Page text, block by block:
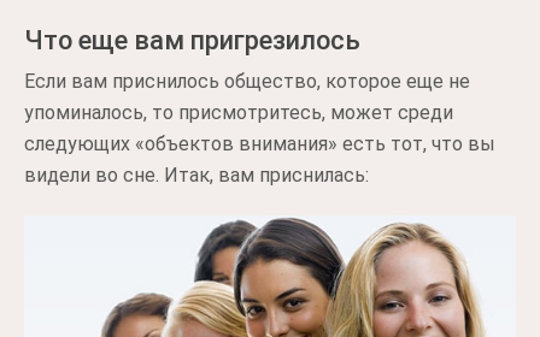
Что еще вам пригрезилось
Если вам приснилось общество, которое еще не
упоминалось, то присмотритесь, может среди
следующих «объектов внимания» есть тот, что вы
видели во сне. Итак, вам приснилась: